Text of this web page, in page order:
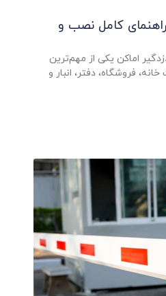
کامل نصب و
اماکن یکی از مهم‌ترین
فروشگاه، دفتر، انبار و